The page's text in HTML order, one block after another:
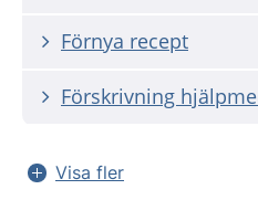
Förnya recept
Förskrivning
Visa fler